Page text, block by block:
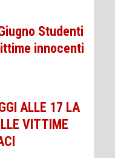
Studenti
innocenti
ALLE 17 LA
VITTIME